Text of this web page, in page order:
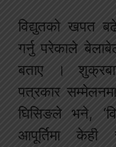
विद्युतको खपत
गर्नु परेकाले
बताए ।
पत्रकार
घिसिङले भने,
आपूर्तिमा केही